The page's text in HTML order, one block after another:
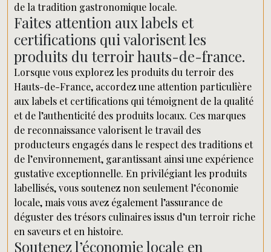
de la tradition gastronomique locale.
Faites attention aux labels et
certifications qui valorisent les
produits du terroir hauts-de-france.
Lorsque vous explorez les produits du terroir des
Hauts-de-France, accordez une attention particulière
aux labels et certifications qui témoignent de la qualité
et de l’authenticité des produits locaux. Ces marques
de reconnaissance valorisent le travail des
producteurs engagés dans le respect des traditions et
de l’environnement, garantissant ainsi une expérience
gustative exceptionnelle. En privilégiant les produits
labellisés, vous soutenez non seulement l’économie
locale, mais vous avez également l’assurance de
déguster des trésors culinaires issus d’un terroir riche
en saveurs et en histoire.
Soutenez l’économie locale en